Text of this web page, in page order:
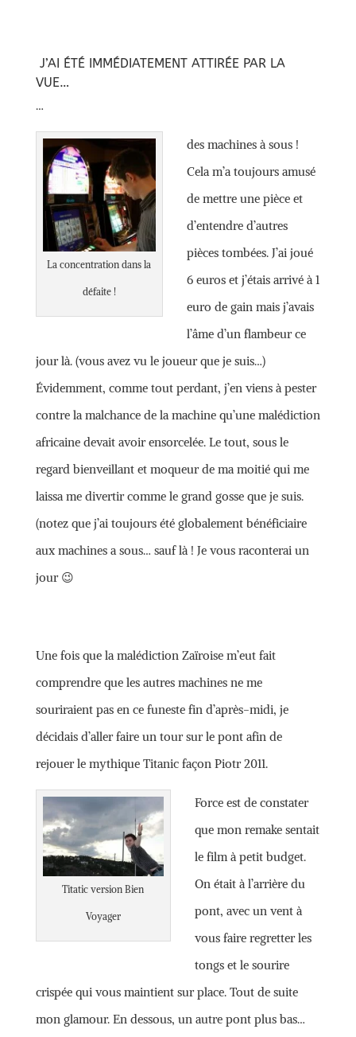
J’AI ÉTÉ IMMÉDIATEMENT ATTIRÉE PAR LA
VUE…
…
La concentration dans la
défaite !
des machines à sous !
Cela m’a toujours amusé
de mettre une pièce et
d’entendre d’autres
pièces tombées. J’ai joué
6 euros et j’étais arrivé à 1
euro de gain mais j’avais
l’âme d’un flambeur ce
jour là. (vous avez vu le joueur que je suis…)
Évidemment, comme tout perdant, j’en viens à pester
contre la malchance de la machine qu’une malédiction
africaine devait avoir ensorcelée. Le tout, sous le
regard bienveillant et moqueur de ma moitié qui me
laissa me divertir comme le grand gosse que je suis.
(notez que j’ai toujours été globalement bénéficiaire
aux machines a sous… sauf là ! Je vous raconterai un
jour 😉
Une fois que la malédiction Zaïroise m’eut fait
comprendre que les autres machines ne me
souriraient pas en ce funeste fin d’après-midi, je
décidais d’aller faire un tour sur le pont afin de
rejouer le mythique Titanic façon Piotr 2011.
Titatic version Bien
Voyager
Force est de constater
que mon remake sentait
le film à petit budget.
On était à l’arrière du
pont, avec un vent à
vous faire regretter les
tongs et le sourire
crispée qui vous maintient sur place. Tout de suite
mon glamour. En dessous, un autre pont plus bas…